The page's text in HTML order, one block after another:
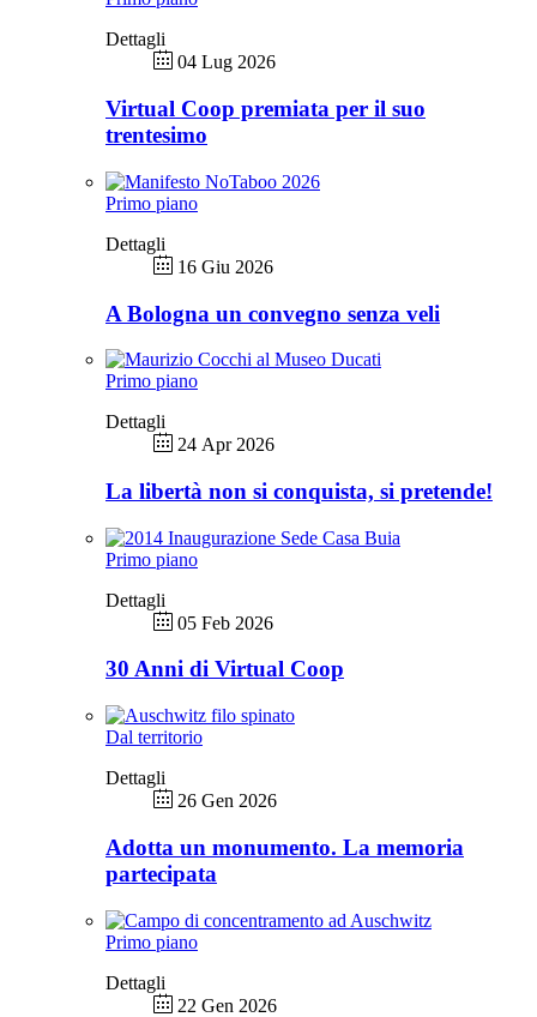
Dettagli
04 Lug 2026
Virtual Coop premiata per il suo
trentesimo
Primo piano
Dettagli
16 Giu 2026
A Bologna un convegno senza veli
Primo piano
Dettagli
24 Apr 2026
La libertà non si conquista, si pretende!
Primo piano
Dettagli
05 Feb 2026
30 Anni di Virtual Coop
Dal territorio
Dettagli
26 Gen 2026
Adotta un monumento. La memoria
partecipata
Primo piano
Dettagli
22 Gen 2026